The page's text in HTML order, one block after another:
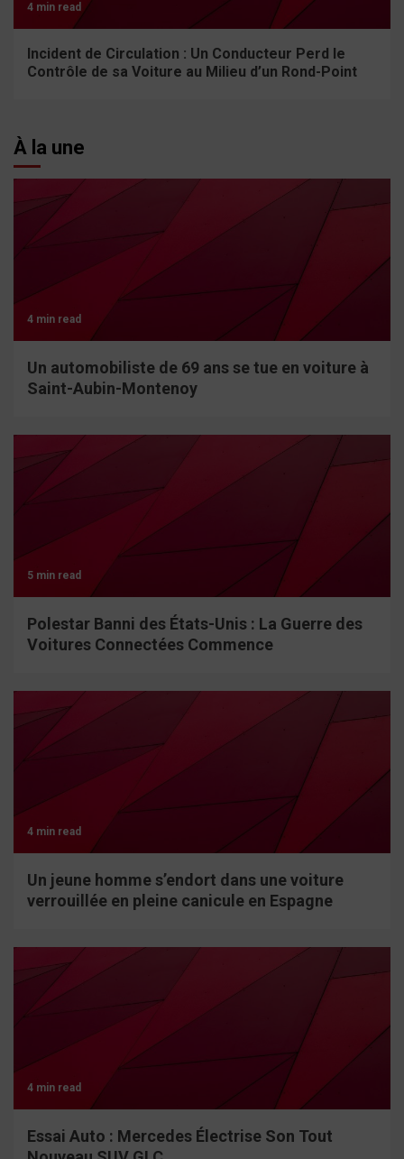
4 min read
Incident de Circulation : Un Conducteur Perd le
Contrôle de sa Voiture au Milieu d’un Rond-Point
À la une
4 min read
Un automobiliste de 69 ans se tue en voiture à
Saint-Aubin-Montenoy
5 min read
Polestar Banni des États-Unis : La Guerre des
Voitures Connectées Commence
4 min read
Un jeune homme s’endort dans une voiture
verrouillée en pleine canicule en Espagne
4 min read
Essai Auto : Mercedes Électrise Son Tout